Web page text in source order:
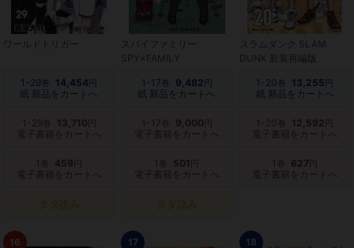
ワールドトリガー
1-29巻 14,454 円
紙 新品をカートへ
1-29 13,710
電子書籍をカートへ
1 459
電子書籍をカートへ
タダ読み
スパイファミリー
SPY×FAMILY
1-17巻 9,482 円
紙 新品をカートへ
1-17 9,000
電子書籍をカートへ
1 501
電子書籍をカートへ
タダ読み
スラムダンク SLAM
DUNK 新装再編版
1-20巻 13,255 円
紙 新品をカートへ
1-20 12,592
電子書籍をカートへ
1 627
電子書籍をカートへ
16 17 18